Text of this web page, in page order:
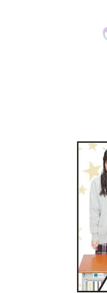
FASHION
ファッション
モデル私服
ビューティニ
トレンドメイク
ベストコスメ
ヘアアレンジ
スキンケア
SCHOOL
スクールニュ
制服コーデ
学校ヘアメイク
勉強・受験・進
エンタメニュ
なにわ男子
LIFESTYLE
ライフスタイ
JK TREND